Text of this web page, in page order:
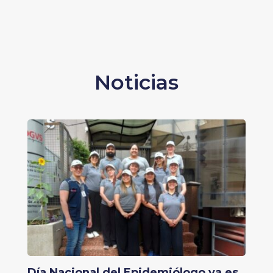
Noticias